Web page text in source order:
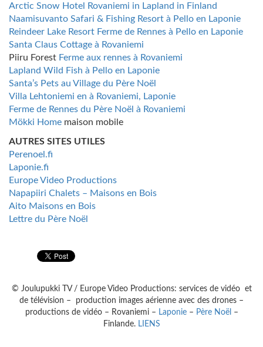
Arctic Snow Hotel Rovaniemi in Lapland in Finland
Naamisuvanto Safari & Fishing Resort à Pello en Laponie
Reindeer Lake Resort Ferme de Rennes à Pello en Laponie
Santa Claus Cottage à Rovaniemi
Piiru Forest Ferme aux rennes à Rovaniemi
Lapland Wild Fish à Pello en Laponie
Santa’s Pets au Village du Père Noël
Villa Lehtoniemi en à Rovaniemi, Laponie
Ferme de Rennes du Père Noël à Rovaniemi
Mökki Home maison mobile
AUTRES SITES UTILES
Perenoel.fi
Laponie.fi
Europe Video Productions
Napapiiri Chalets – Maisons en Bois
Aito Maisons en Bois
Lettre du Père Noël
© Joulupukki TV / Europe Video Productions: services de vidéo et
de télévision – production images aérienne avec des drones –
productions de vidéo – Rovaniemi – Laponie– Père Noël –
Finlande. LIENS